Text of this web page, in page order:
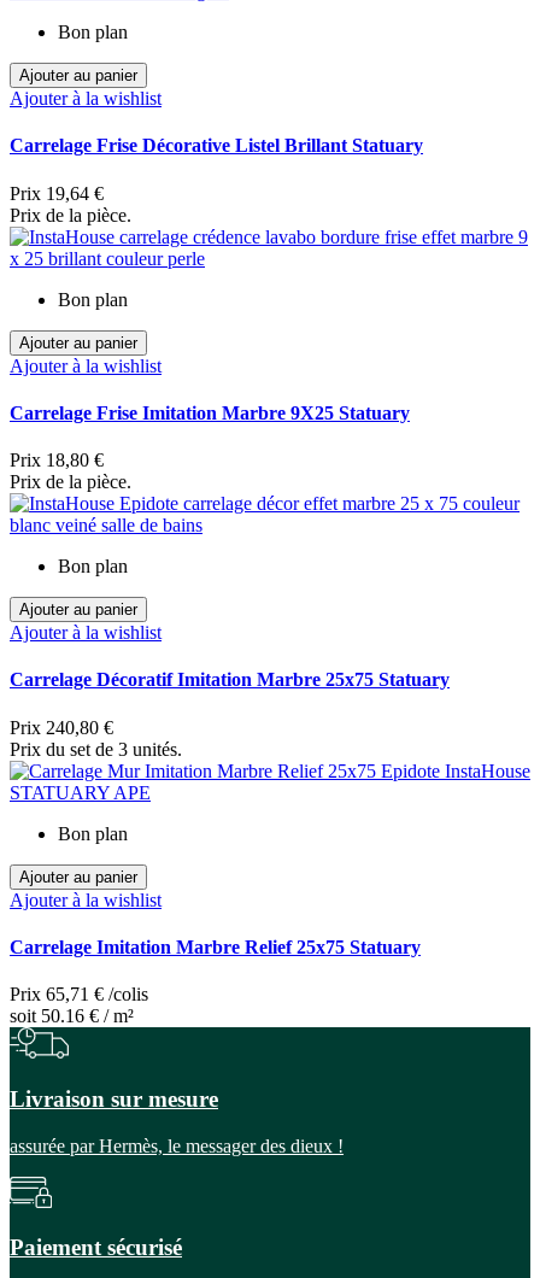
Bon plan
Ajouter au panier
Ajouter à la wishlist
Carrelage Frise Décorative Listel Brillant Statuary
Prix 19,64 €
Prix de la pièce.
Bon plan
Ajouter au panier
Ajouter à la wishlist
Carrelage Frise Imitation Marbre 9X25 Statuary
Prix 18,80 €
Prix de la pièce.
Bon plan
Ajouter au panier
Ajouter à la wishlist
Carrelage Décoratif Imitation Marbre 25x75 Statuary
Prix 240,80 €
Prix du set de 3 unités.
Bon plan
Ajouter au panier
Ajouter à la wishlist
Carrelage Imitation Marbre Relief 25x75 Statuary
Prix 65,71 € /colis
soit 50.16 € / m²
Livraison sur mesure
assurée par Hermès, le messager des dieux !
Paiement sécurisé